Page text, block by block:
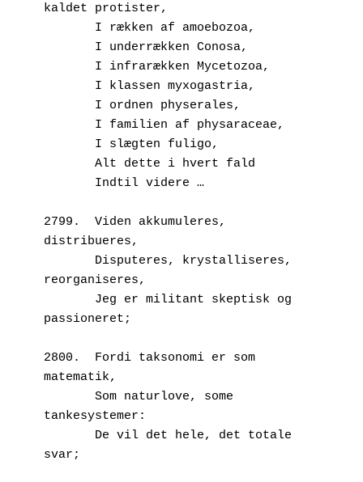
kaldet protister,
       I rækken af amoebozoa,
       I underrækken Conosa,
       I infrarækken Mycetozoa,
       I klassen myxogastria,
       I ordnen physerales,
       I familien af physaraceae,
       I slægten fuligo,
       Alt dette i hvert fald
       Indtil videre …
2799.  Viden akkumuleres,
distribueres,
reorganiseres,
passioneret;
2800.  Fordi taksonomi er som
matematik,
tankesystemer:
svar;